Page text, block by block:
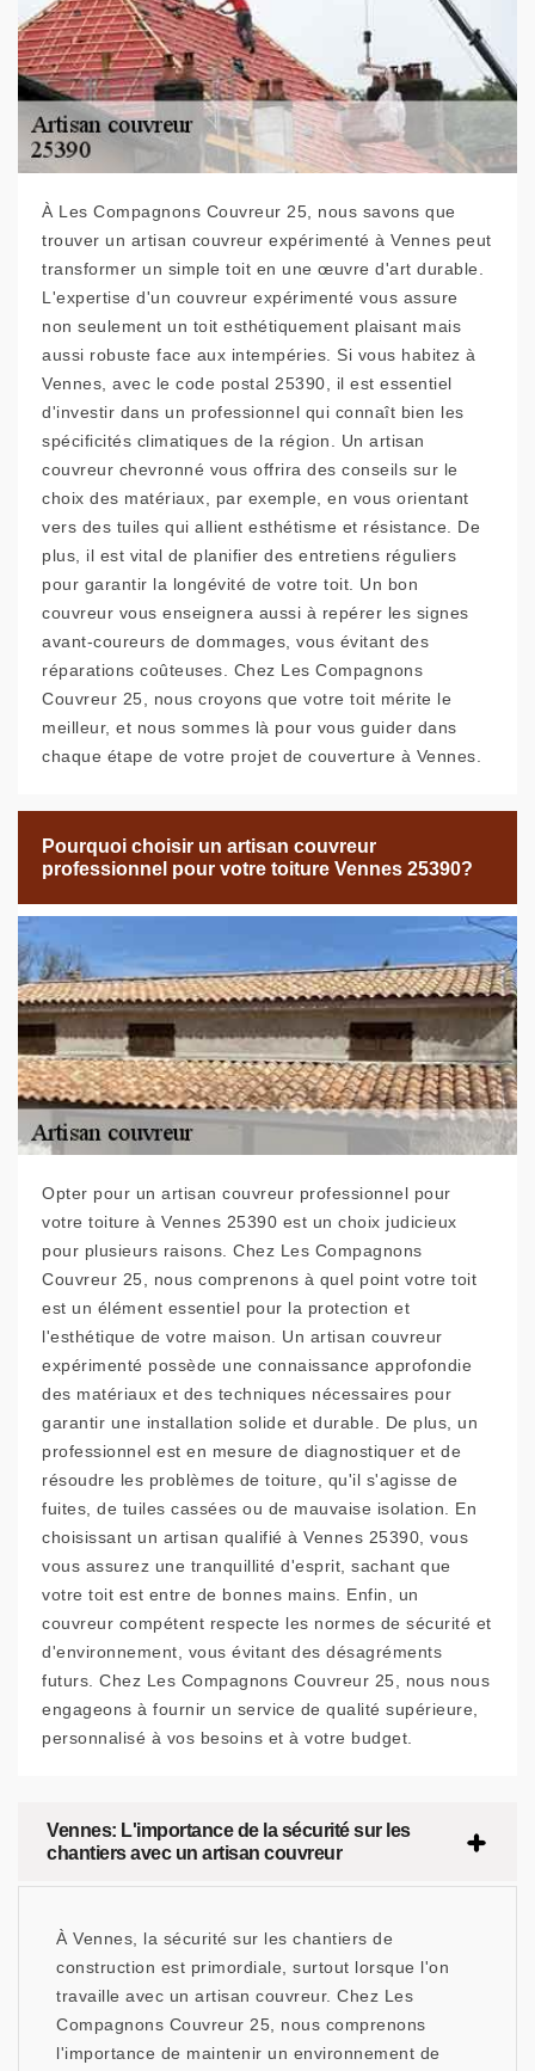
À Les Compagnons Couvreur 25, nous savons que
trouver un artisan couvreur expérimenté à Vennes peut
transformer un simple toit en une œuvre d'art durable.
L'expertise d'un couvreur expérimenté vous assure
non seulement un toit esthétiquement plaisant mais
aussi robuste face aux intempéries. Si vous habitez à
Vennes, avec le code postal 25390, il est essentiel
d'investir dans un professionnel qui connaît bien les
spécificités climatiques de la région. Un artisan
couvreur chevronné vous offrira des conseils sur le
choix des matériaux, par exemple, en vous orientant
vers des tuiles qui allient esthétisme et résistance. De
plus, il est vital de planifier des entretiens réguliers
pour garantir la longévité de votre toit. Un bon
couvreur vous enseignera aussi à repérer les signes
avant-coureurs de dommages, vous évitant des
réparations coûteuses. Chez Les Compagnons
Couvreur 25, nous croyons que votre toit mérite le
meilleur, et nous sommes là pour vous guider dans
chaque étape de votre projet de couverture à Vennes.
Pourquoi choisir un artisan couvreur
professionnel pour votre toiture Vennes 25390?
Opter pour un artisan couvreur professionnel pour
votre toiture à Vennes 25390 est un choix judicieux
pour plusieurs raisons. Chez Les Compagnons
Couvreur 25, nous comprenons à quel point votre toit
est un élément essentiel pour la protection et
l'esthétique de votre maison. Un artisan couvreur
expérimenté possède une connaissance approfondie
des matériaux et des techniques nécessaires pour
garantir une installation solide et durable. De plus, un
professionnel est en mesure de diagnostiquer et de
résoudre les problèmes de toiture, qu'il s'agisse de
fuites, de tuiles cassées ou de mauvaise isolation. En
choisissant un artisan qualifié à Vennes 25390, vous
vous assurez une tranquillité d'esprit, sachant que
votre toit est entre de bonnes mains. Enfin, un
couvreur compétent respecte les normes de sécurité et
d'environnement, vous évitant des désagréments
futurs. Chez Les Compagnons Couvreur 25, nous nous
engageons à fournir un service de qualité supérieure,
personnalisé à vos besoins et à votre budget.
Vennes: L'importance de la sécurité sur les
chantiers avec un artisan couvreur
À Vennes, la sécurité sur les chantiers de
construction est primordiale, surtout lorsque l'on
travaille avec un artisan couvreur. Chez Les
Compagnons Couvreur 25, nous comprenons
l'importance de maintenir un environnement de